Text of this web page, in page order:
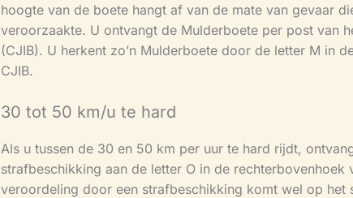
hoogte van de boete hangt af van de mate van gevaar
veroorzaakte. U ontvangt de Mulderboete per post van
(CJIB). U herkent zo’n Mulderboete door de letter M in
CJIB.
30 tot 50 km/u te hard
Als u tussen de 30 en 50 km per uur te hard rijdt,
strafbeschikking aan de letter O in de rechterbovenhoek
veroordeling door een strafbeschikking komt wel op het